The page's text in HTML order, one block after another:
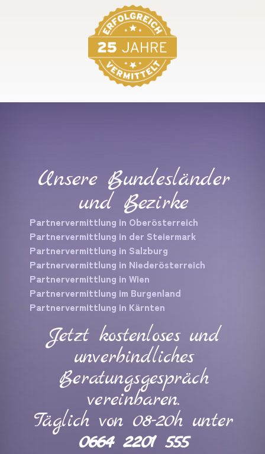
Unsere Bundesländer
und Bezirke
Partnervermittlung in Oberösterreich
Partnervermittlung in der Steiermark
Partnervermittlung in Salzburg
Partnervermittlung in Niederösterreich
Partnervermittlung in Wien
Partnervermittlung im Burgenland
Partnervermittlung in Kärnten
Jetzt kostenloses und
unverbindliches
Beratungsgespräch
vereinbaren.
Täglich von 08-20h unter
0664 2201 555